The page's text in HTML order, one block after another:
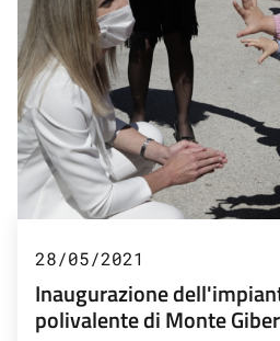
28/05/2021
Inaugurazione
polivalente di Monte